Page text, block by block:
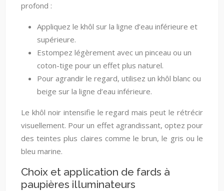
profond :
Appliquez le khôl sur la ligne d’eau inférieure et
supérieure.
Estompez légèrement avec un pinceau ou un
coton-tige pour un effet plus naturel.
Pour agrandir le regard, utilisez un khôl blanc ou
beige sur la ligne d’eau inférieure.
Le khôl noir intensifie le regard mais peut le rétrécir
visuellement. Pour un effet agrandissant, optez pour
des teintes plus claires comme le brun, le gris ou le
bleu marine.
Choix et application de fards à
paupières illuminateurs